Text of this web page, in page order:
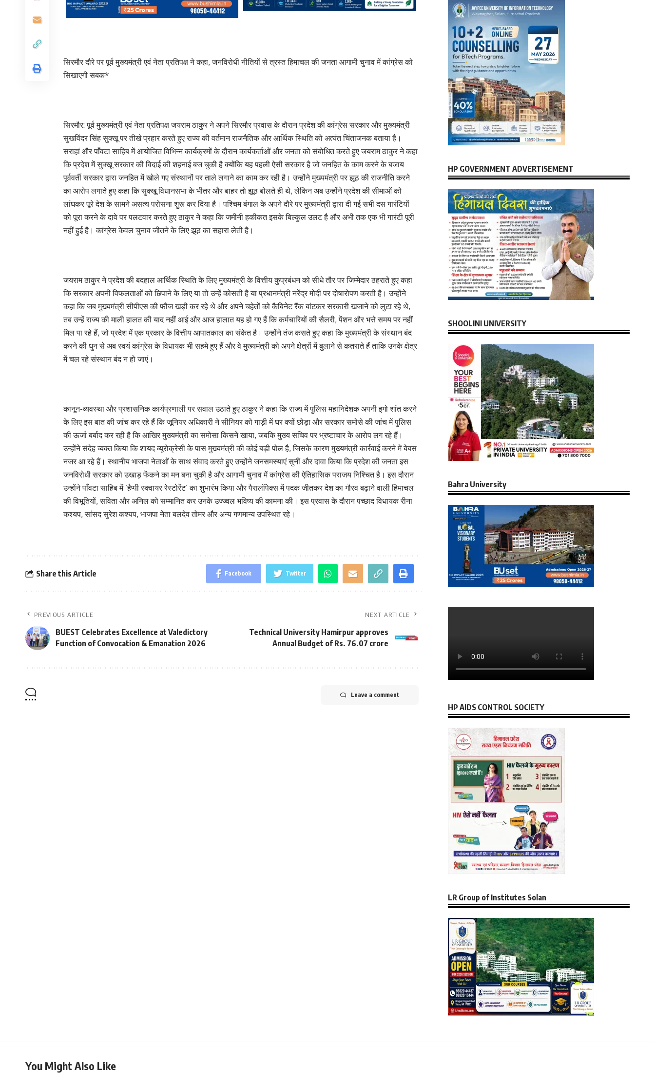
सिरमौर दौरे पर पूर्व मुख्यमंत्री एवं नेता प्रतिपक्ष ने कहा, जनविरोधी नीतियों से त्रस्त हिमाचल की जनता आगामी चुनाव में कांग्रेस को
सिखाएगी सबक*
सिरमौर: ​पूर्व मुख्यमंत्री एवं नेता प्रतिपक्ष जयराम ठाकुर ने अपने सिरमौर प्रवास के दौरान प्रदेश की कांग्रेस सरकार और मुख्यमंत्री
सुखविंदर सिंह सुक्खू पर तीखे प्रहार करते हुए राज्य की वर्तमान राजनैतिक और आर्थिक स्थिति को अत्यंत चिंताजनक बताया है।
सराहां और पाँवटा साहिब में आयोजित विभिन्न कार्यक्रमों के दौरान कार्यकर्ताओं और जनता को संबोधित करते हुए जयराम ठाकुर ने कहा
कि प्रदेश में सुक्खू सरकार की विदाई की शहनाई बज चुकी है क्योंकि यह पहली ऐसी सरकार है जो जनहित के काम करने के बजाय
पूर्ववर्ती सरकार द्वारा जनहित में खोले गए संस्थानों पर ताले लगाने का काम कर रही है। उन्होंने मुख्यमंत्री पर झूठ की राजनीति करने
का आरोप लगाते हुए कहा कि सुक्खू विधानसभा के भीतर और बाहर तो झूठ बोलते ही थे, लेकिन अब उन्होंने प्रदेश की सीमाओं को
लांघकर पूरे देश के सामने असत्य परोसना शुरू कर दिया है। पश्चिम बंगाल के अपने दौरे पर मुख्यमंत्री द्वारा दी गई सभी दस गारंटियों
को पूरा करने के दावे पर पलटवार करते हुए ठाकुर ने कहा कि जमीनी हकीकत इसके बिल्कुल उलट है और अभी तक एक भी गारंटी पूरी
नहीं हुई है। कांग्रेस केवल चुनाव जीतने के लिए झूठ का सहारा लेती है।
जयराम ठाकुर ने प्रदेश की बदहाल आर्थिक स्थिति के लिए मुख्यमंत्री के वित्तीय कुप्रबंधन को सीधे तौर पर जिम्मेदार ठहराते हुए कहा
कि सरकार अपनी विफलताओं को छिपाने के लिए या तो उन्हें कोसती है या प्रधानमंत्री नरेंद्र मोदी पर दोषारोपण करती है। उन्होंने
कहा कि जब मुख्यमंत्री सीपीएस की फौज खड़ी कर रहे थे और अपने चहेतों को कैबिनेट रैंक बांटकर सरकारी खजाने को लुटा रहे थे,
तब उन्हें राज्य की माली हालत की याद नहीं आई और आज हालात यह हो गए हैं कि कर्मचारियों की सैलरी, पेंशन और भत्ते समय पर नहीं
मिल पा रहे हैं, जो प्रदेश में एक प्रकार के वित्तीय आपातकाल का संकेत है। उन्होंने तंज कसते हुए कहा कि मुख्यमंत्री के संस्थान बंद
करने की धुन से अब स्वयं कांग्रेस के विधायक भी सहमे हुए हैं और वे मुख्यमंत्री को अपने क्षेत्रों में बुलाने से कतराते हैं ताकि उनके क्षेत्र
में चल रहे संस्थान बंद न हो जाएं।
कानून-व्यवस्था और प्रशासनिक कार्यप्रणाली पर सवाल उठाते हुए ठाकुर ने कहा कि राज्य में पुलिस महानिदेशक अपनी इगो शांत करने
के लिए इस बात की जांच कर रहे हैं कि जूनियर अधिकारी ने सीनियर को गाड़ी में घर क्यों छोड़ा और सरकार समोसे की जांच में पुलिस
की ऊर्जा बर्बाद कर रही है कि आखिर मुख्यमंत्री का समोसा किसने खाया, जबकि मुख्य सचिव पर भ्रष्टाचार के आरोप लग रहे हैं।
उन्होंने संदेह व्यक्त किया कि शायद ब्यूरोक्रेसी के पास मुख्यमंत्री की कोई बड़ी पोल है, जिसके कारण मुख्यमंत्री कार्रवाई करने में बेबस
नजर आ रहे हैं। स्थानीय भाजपा नेताओं के साथ संवाद करते हुए उन्होंने जनसमस्याएं सुनीं और दावा किया कि प्रदेश की जनता इस
जनविरोधी सरकार को उखाड़ फेंकने का मन बना चुकी है और आगामी चुनाव में कांग्रेस की ऐतिहासिक पराजय निश्चित है। इस दौरान
उन्होंने पाँवटा साहिब में ‘हैप्पी स्क्वायर रेस्टोरेंट’ का शुभारंभ किया और पैरालंपिक्स में पदक जीतकर देश का गौरव बढ़ाने वाली हिमाचल
की विभूतियों, सविता और अनिल को सम्मानित कर उनके उज्ज्वल भविष्य की कामना की। इस प्रवास के दौरान पच्छाद विधायक रीना
कश्यप, सांसद सुरेश कश्यप, भाजपा नेता बलदेव तोमर और अन्य गणमान्य उपस्थित रहे।
Share this Article Facebook Twitter
PREVIOUS ARTICLE
BUEST Celebrates Excellence at Valedictory
Function of Convocation & Emanation 2026
NEXT ARTICLE
Technical University Hamirpur approves
Annual Budget of Rs. 76.07 crore
Leave a comment
HP GOVERNMENT ADVERTISEMENT
SHOOLINI UNIVERSITY
Bahra University
HP AIDS CONTROL SOCIETY
LR Group of Institutes Solan
You Might Also Like